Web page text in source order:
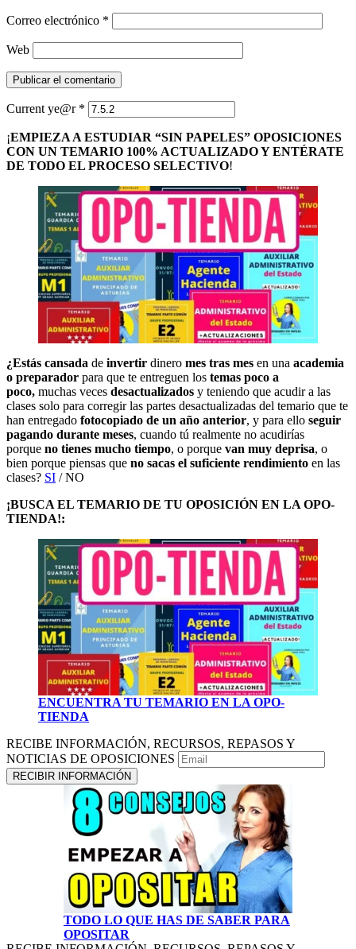
Correo electrónico *
Web
Current ye@r *
¡EMPIEZA A ESTUDIAR “SIN PAPELES” OPOSICIONES
CON UN TEMARIO 100% ACTUALIZADO Y ENTÉRATE
DE TODO EL PROCESO SELECTIVO!
¿Estás cansada de invertir dinero mes tras mes en una academia
o preparador para que te entreguen los temas poco a
poco, muchas veces desactualizados y teniendo que acudir a las
clases solo para corregir las partes desactualizadas del temario que te
han entregado fotocopiado de un año anterior, y para ello seguir
pagando durante meses, cuando tú realmente no acudirías
porque no tienes mucho tiempo, o porque van muy deprisa, o
bien porque piensas que no sacas el suficiente rendimiento en las
clases? SI / NO
¡BUSCA EL TEMARIO DE TU OPOSICIÓN EN LA OPO-
TIENDA!:
ENCUENTRA TU TEMARIO EN LA OPO-
TIENDA
RECIBE INFORMACIÓN, RECURSOS, REPASOS Y
NOTICIAS DE OPOSICIONES
TODO LO QUE HAS DE SABER PARA
OPOSITAR